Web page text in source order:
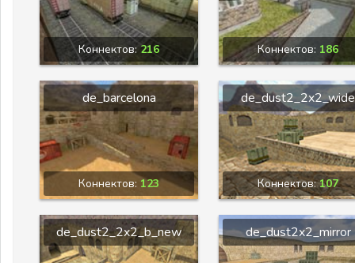
Коннектов:216 Коннектов: 186
Коннектов: 123
de_barcelona
Коннектов:107
de_dust2_2x2_wide
de_dust2_2x2_b_new de_dust2x2_mirror